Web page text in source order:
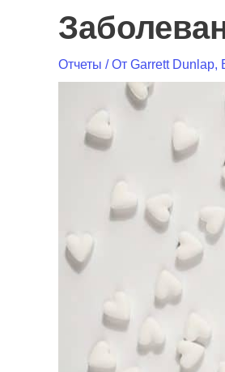
Отчеты / От Garrett Dunlap,